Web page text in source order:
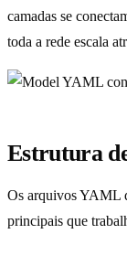
camadas se
toda a rede escala
Estrutura
Os arquivos YAML
principais que